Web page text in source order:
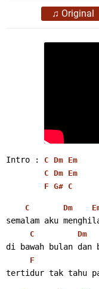
♫ Original
Intro : C Dm Em
C Dm Em
F G# C
C Dm
semalam aku
C Dm
di bawah bulan dan
F
tertidur tak tahu